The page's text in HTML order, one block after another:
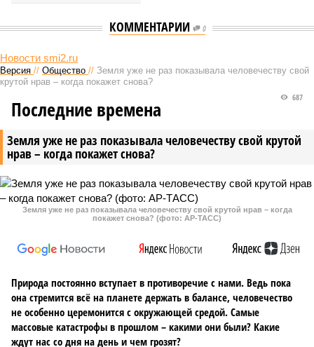
КОММЕНТАРИИ 0
Новости smi2.ru
Версия // Общество // Земля уже не раз показывала человечеству свой
крутой нрав – когда покажет снова?
Земля уже не раз показывала человечеству свой крутой
нрав – когда покажет снова?
687
Последние времена
Земля уже не раз показывала человечеству свой крутой нрав – когда
покажет снова? (фото: АР-ТАСС)
Природа постоянно вступает в противоречие с нами. Ведь пока
она стремится всё на планете держать в балансе, человечество
не особенно церемонится с окружающей средой. Самые
массовые катастрофы в прошлом – какими они были? Какие
ждут нас со дня на день и чем грозят?